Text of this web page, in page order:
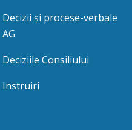
Decizii și procese-verbale
AG
Deciziile Consiliului
Instruiri